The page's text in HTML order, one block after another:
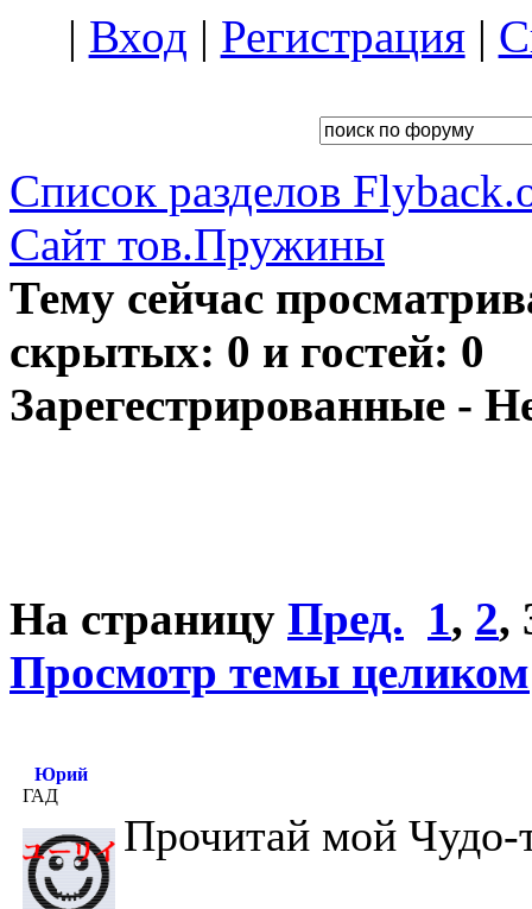
| Вход | Регистрация|
Список разделов
Сайт тов.Пружины
Тему сейчас
скрытых: 0 и гостей: 0
Зарегестрированные -
На страницу Пред. 1, 2,
Просмотр темы целиком
Юрий
ГАД
Прочитай мой Чудо-